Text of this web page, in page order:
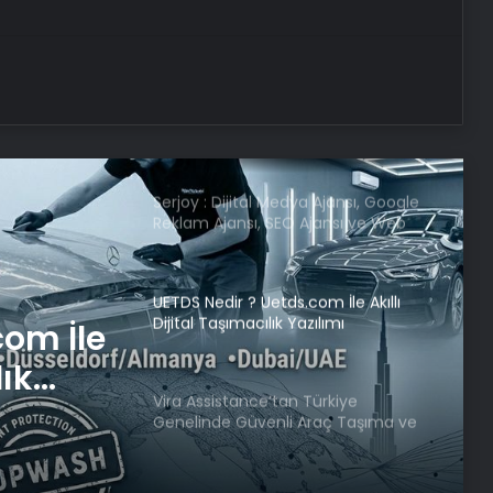
İle
Reklam Ajansı, SEO Ajansı ve Web
Tasarım Ajansı
UETDS Nedir ? Uetds.com İle Akıllı
Dijital Taşımacılık Yazılımı
Vira Assistance’tan Türkiye
Genelinde Güvenli Araç Taşıma ve
Yol Yardım Atağı
Bigo Elmas Bayi – Güvenli, Hızlı ve
Uygun Fiyatlı Elmas Satın Almanın